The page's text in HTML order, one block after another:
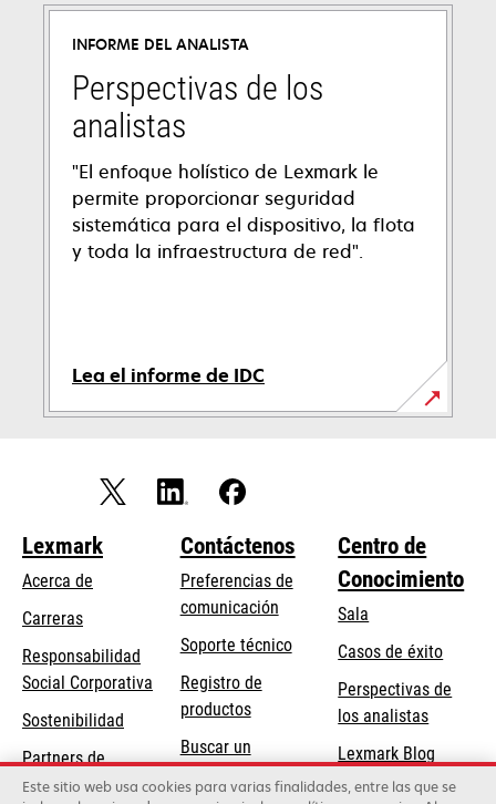
INFORME DEL ANALISTA
Perspectivas de los
analistas
"El enfoque holístico de Lexmark le
permite proporcionar seguridad
sistemática para el dispositivo, la flota
y toda la infraestructura de red".
Lea el informe de IDC
Lexmark
Acerca de
Carreras
Responsabilidad
Social Corporativa
abre
una
pestaña
Sostenibilidad
Partners de
Lexmark
Contáctenos
Preferencias de
comunicación
Soporte técnicose
pestaña
nueva
Registro de
productos
Buscar un
concesionario
Centro de
Conocimiento
Sala
Casos de éxito
Perspectivas de
los analistas
Lexmark Blog
Este sitio web usa cookies para varias finalidades, entre las que se